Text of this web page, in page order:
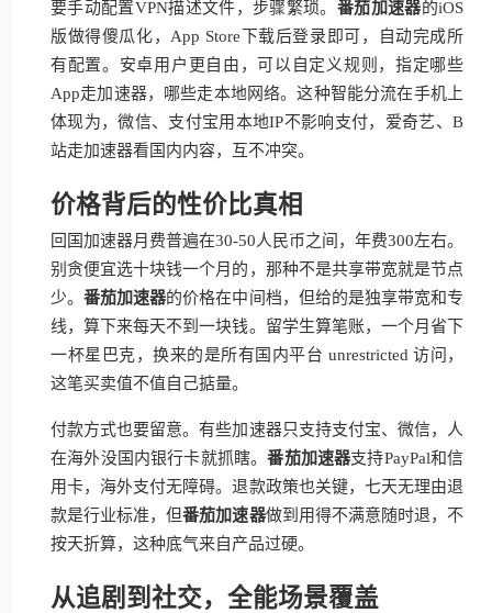
要手动配置VPN描述文件，步骤繁琐。 番茄加速器的iOS
版做得傻瓜化，App Store下载后登录即可，自动完成所
有配置。安卓用户更自由，可以自定义规则，指定哪些
App走加速器，哪些走本地网络。这种智能分流在手机上
体现为，微信、支付宝用本地IP不影响支付，爱奇艺、B
站走加速器看国内内容，互不冲突。
价格背后的性价比真相
回国加速器月费普遍在30-50人民币之间，年费300左右。
别贪便宜选十块钱一个月的，那种不是共享带宽就是节点
少。番茄加速器的价格在中间档，但给的是独享带宽和专
线，算下来每天不到一块钱。留学生算笔账，一个月省下
一杯星巴克，换来的是所有国内平台 unrestricted 访问，
这笔买卖值不值自己掂量。
付款方式也要留意。有些加速器只支持支付宝、微信，人
在海外没国内银行卡就抓瞎。番茄加速器支持PayPal和信
用卡，海外支付无障碍。退款政策也关键，七天无理由退
款是行业标准，但番茄加速器做到用得不满意随时退，不
按天折算，这种底气来自产品过硬。
从追剧到社交，全能场景覆盖